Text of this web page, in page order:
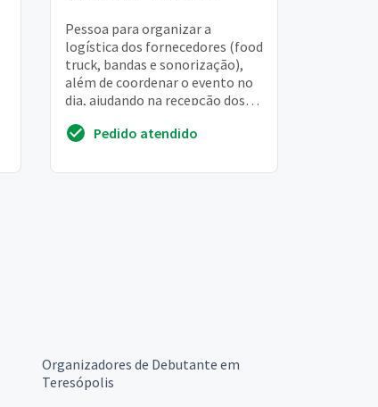
Pessoa para organizar a
logística dos fornecedores (food
truck, bandas e sonorização),
além de coordenar o evento no
dia, ajudando na recepção dos
copo, pul...
Pedido atendido
Organizadores de Debutante em
Teresópolis